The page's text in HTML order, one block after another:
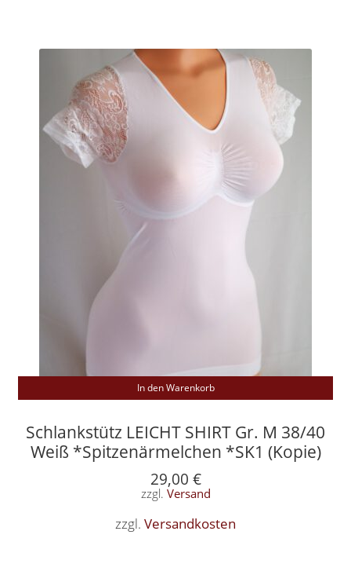
Schlankstütz LEICHT SHIRT Gr. M 38/40
Weiß *Spitzenärmelchen *SK1 (Kopie)
29,00 €
zzgl. Versand
zzgl. Versandkosten
In den Warenkorb